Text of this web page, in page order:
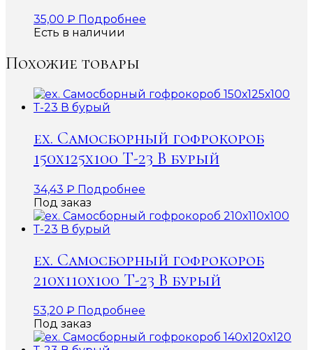
35,00 ₽ Подробнее
Есть в наличии
Похожие товары
ex. Самосборный гофрокороб
150х125х100 Т-23 В бурый
34,43 ₽ Подробнее
Под заказ
ex. Самосборный гофрокороб
210х110х100 Т-23 В бурый
53,20 ₽ Подробнее
Под заказ